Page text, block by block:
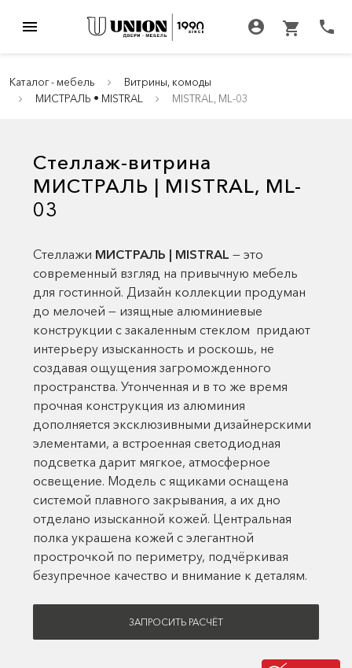
menu account_circle shopping_cart call
Каталог - мебель
Витрины, комоды
МИСТРАЛЬ • MISTRAL
MISTRAL, ML-03
Стеллаж-витрина
МИСТРАЛЬ | MISTRAL, ML-
03
Стеллажи МИСТРАЛЬ | MISTRAL — это
современный взгляд на привычную мебель
для гостинной. Дизайн коллекции продуман
до мелочей — изящные алюминиевые
конструкции с закаленным стеклом придают
интерьеру изысканность и роскошь, не
создавая ощущения загроможденного
пространства. Утонченная и в то же время
прочная конструкция из алюминия
дополняется эксклюзивными дизайнерскими
элементами, а встроенная светодиодная
подсветка дарит мягкое, атмосферное
освещение. Модель с ящиками оснащена
системой плавного закрывания, а их дно
отделано изысканной кожей. Центральная
полка украшена кожей с элегантной
прострочкой по периметру, подчёркивая
безупречное качество и внимание к деталям.
ЗАПРОСИТЬ РАСЧЁТ